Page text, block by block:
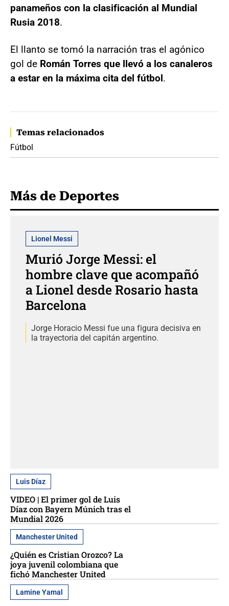
panameños con la clasificación al Mundial
Rusia 2018.
El llanto se tomó la narración tras el agónico
gol de Román Torres que llevó a los canaleros
a estar en la máxima cita del fútbol.
Temas relacionados
Fútbol
Más de Deportes
Lionel Messi
Murió Jorge Messi: el
hombre clave que acompañó
a Lionel desde Rosario hasta
Barcelona
Jorge Horacio Messi fue una figura decisiva en
la trayectoria del capitán argentino.
Luis Díaz
VIDEO | El primer gol de Luis
Díaz con Bayern Múnich tras el
Mundial 2026
Manchester United
¿Quién es Cristian Orozco? La
joya juvenil colombiana que
fichó Manchester United
Lamine Yamal